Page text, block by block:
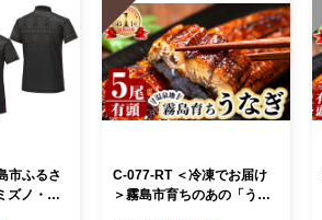
市ふるさ
ズノ・薩
C-077-RT ＜冷凍でお届け
＞霧島市育ちのあの「うな